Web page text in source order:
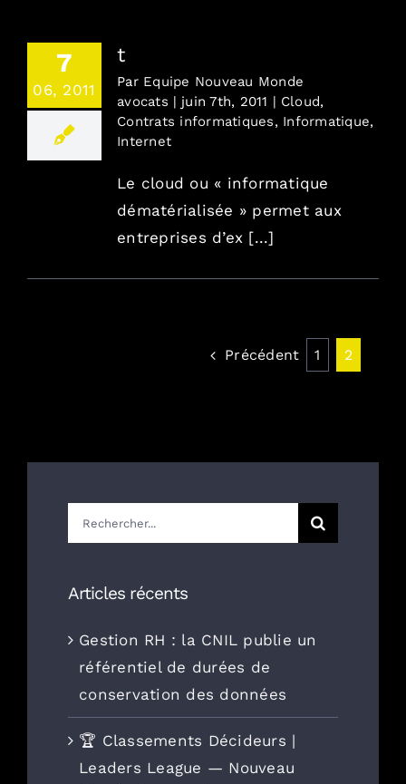
Combien / En toute transparence
Où / France, Europe, Monde
7
06, 2011
t
Par Equipe Nouveau Monde
avocats | juin 7th, 2011 | Cloud,
Contrats informatiques, Informatique,
Internet
Le cloud ou « informatique
dématérialisée » permet aux
entreprises d’ex [...]
Précédent 1 2
Rechercher:
Articles récents
Gestion RH : la CNIL publie un
référentiel de durées de
conservation des données
🏆 Classements Décideurs |
Leaders League — Nouveau